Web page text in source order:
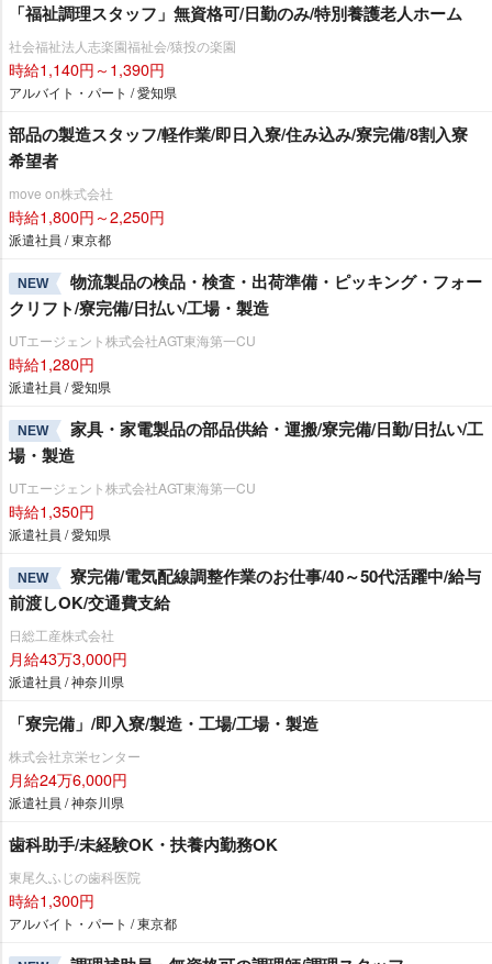
「福祉調理スタッフ」無資格可/日勤のみ/特別養護老人ホーム
社会福祉法人志楽園福祉会/猿投の楽園
時給1,140円～1,390円
アルバイト・パート / 愛知県
部品の製造スタッフ/軽作業/即日入寮/住み込み/寮完備/8割入寮
希望者
move on株式会社
時給1,800円～2,250円
派遣社員 / 東京都
NEW
物流製品の検品・検査・出荷準備・ピッキング・フォー
クリフト/寮完備/日払い/工場・製造
UTエージェント株式会社AGT東海第一CU
時給1,280円
派遣社員 / 愛知県
NEW
家具・家電製品の部品供給・運搬/寮完備/日勤/日払い/工
場・製造
UTエージェント株式会社AGT東海第一CU
時給1,350円
派遣社員 / 愛知県
NEW
寮完備/電気配線調整作業のお仕事/40～50代活躍中/給与
前渡しOK/交通費支給
日総工産株式会社
月給43万3,000円
派遣社員 / 神奈川県
「寮完備」/即入寮/製造・工場/工場・製造
株式会社京栄センター
月給24万6,000円
派遣社員 / 神奈川県
歯科助手/未経験OK・扶養内勤務OK
東尾久ふじの歯科医院
時給1,300円
アルバイト・パート / 東京都